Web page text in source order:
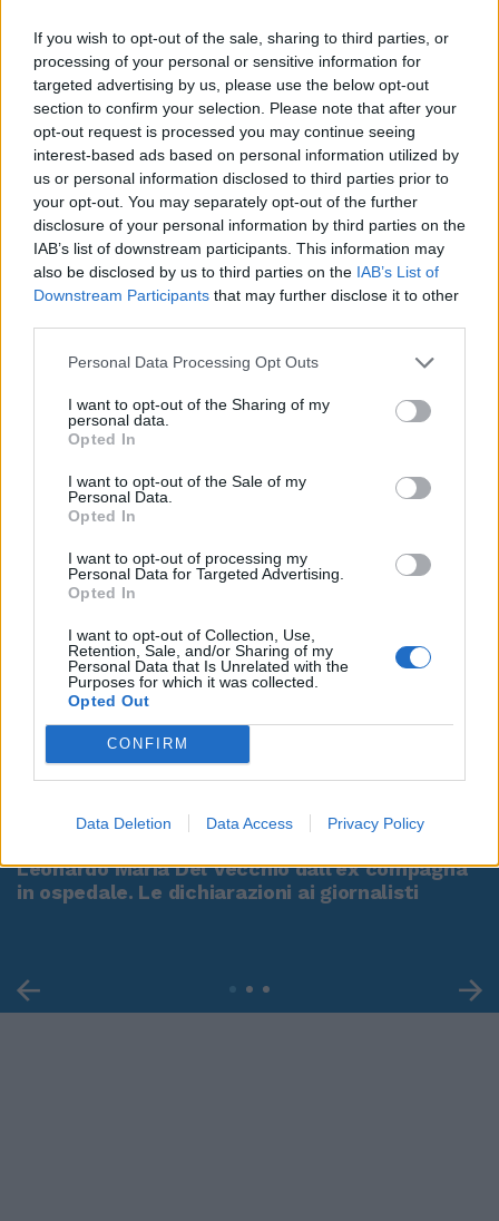
If you wish to opt-out of the sale, sharing to third parties, or
processing of your personal or sensitive information for
targeted advertising by us, please use the below opt-out
section to confirm your selection. Please note that after your
opt-out request is processed you may continue seeing
interest-based ads based on personal information utilized by
us or personal information disclosed to third parties prior to
your opt-out. You may separately opt-out of the further
disclosure of your personal information by third parties on the
IAB’s list of downstream participants. This information may
also be disclosed by us to third parties on the IAB’s List of
Downstream Participants that may further disclose it to other
Personal Data Processing Opt Outs
I want to opt-out of the Sharing of my
personal data.
Opted In
I want to opt-out of the Sale of my
Personal Data.
Opted In
I want to opt-out of processing my
Personal Data for Targeted Advertising.
Opted In
I want to opt-out of Collection, Use,
Retention, Sale, and/or Sharing of my
Personal Data that Is Unrelated with the
Purposes for which it was collected.
Opted Out
CONFIRM
Data Deletion Data Access Privacy Policy
Leonardo Maria Del Vecchio dall'ex compagna
in ospedale. Le dichiarazioni ai giornalisti